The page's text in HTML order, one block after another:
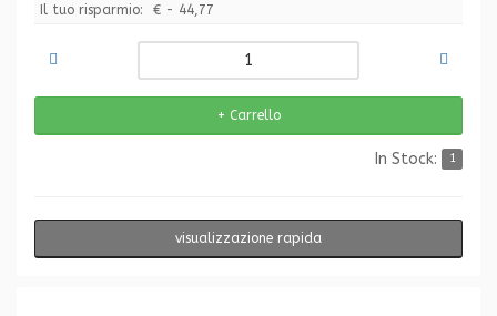
Il tuo risparmio: € - 44,77
In Stock: 1
visualizzazione rapida